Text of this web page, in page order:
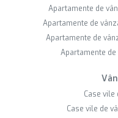
Apartamente de
Apartamente de
Apartamente de
Apartamente
Case vile
Case vile de